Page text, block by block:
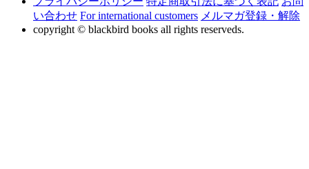
い合わせ For international customers メルマガ登録・解除
copyright © blackbird books all rights reserveds.